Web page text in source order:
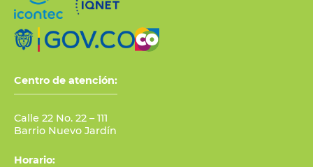
Centro de atención:
Calle 22 No. 22 – 111
Barrio Nuevo Jardín
Horario: